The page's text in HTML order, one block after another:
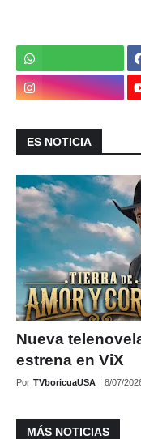
ES NOTICIA
Nueva
estrena en ViX
Por TVboricuaUSA | 8/07/
MÁS NOTICIAS